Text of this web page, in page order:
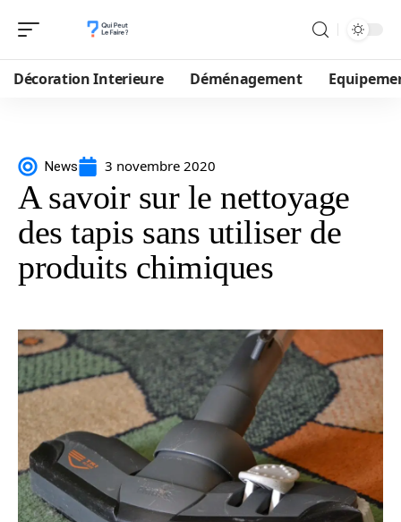
Décoration Interieure Déménagement
News 3 novembre 2020
A savoir sur le nettoyage
des tapis sans utiliser de
produits chimiques